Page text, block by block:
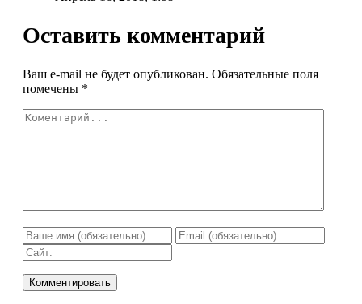
Оставить комментарий
Ваш e-mail не будет опубликован. Обязательные поля
помечены *